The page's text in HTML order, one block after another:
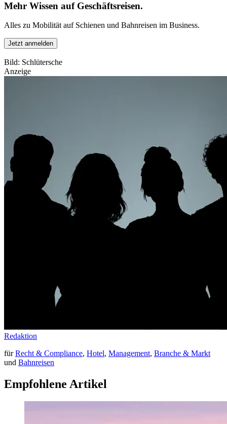
Mehr Wissen auf Geschäftsreisen.
Alles zu Mobilität auf Schienen und Bahnreisen im Business.
Jetzt anmelden
Bild: Schlütersche
Anzeige
Redaktion
fürRecht & Compliance, Hotel, Management, Branche & Markt
und Bahnreisen
Empfohlene Artikel